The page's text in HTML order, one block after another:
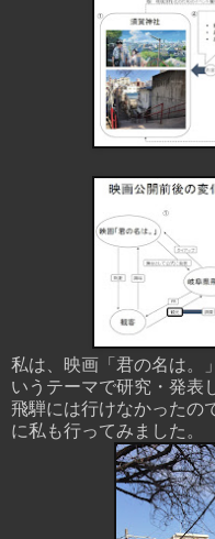
私は、映画「君の名は。
いうテーマで研究・発表
飛騨には行けなかったの
に私も行ってみました。